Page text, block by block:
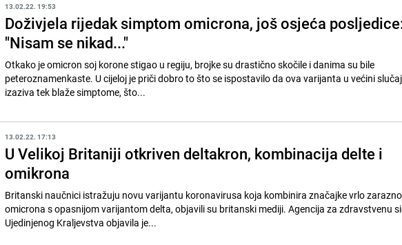
13.02.22. 19:53
Doživjela rijedak simptom omicrona, još osjeća
"Nisam se nikad..."
Otkako je omicron soj korone stigao u regiju, brojke su drastično skočile i danima su bile
peteroznamenkaste. U cijeloj je priči dobro to što se ispostavilo da ova varijanta u većini
izaziva tek blaže simptome, što...
13.02.22. 17:13
U Velikoj Britaniji otkriven deltakron, kombinacija delte i
omikrona
Britanski naučnici istražuju novu varijantu koronavirusa koja kombinira značajke vrlo
omicrona s opasnijom varijantom delta, objavili su britanski mediji. Agencija za zdravstvenu
Ujedinjenog Kraljevstva objavila je...